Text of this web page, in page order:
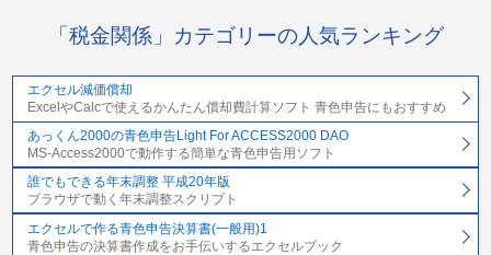
「税金関係」カテゴリーの人気ランキング
エクセル減価償却
ExcelやCalcで使えるかんたん償却費計算ソフト 青色申告にもおすすめ
あっくん2000の青色申告Light For ACCESS2000 DAO
MS-Access2000で動作する簡単な青色申告用ソフト
誰でもできる年末調整 平成20年版
ブラウザで動く年末調整スクリプト
エクセルで作る青色申告決算書(一般用)1
青色申告の決算書作成をお手伝いするエクセルブック